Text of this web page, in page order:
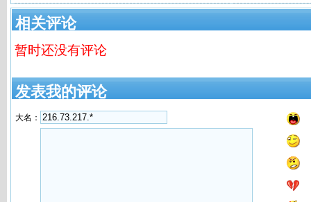
相关评论
暂时还没有评论
发表我的评论
大名：